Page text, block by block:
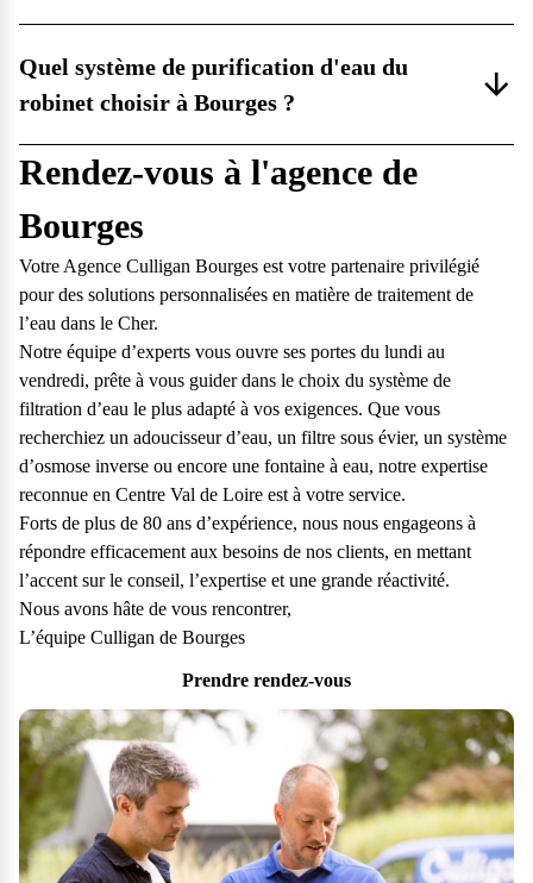
Quel système de purification d'eau du
robinet choisir à Bourges ?
Rendez-vous à l'agence de
Bourges
Votre Agence Culligan Bourges est votre partenaire privilégié
pour des solutions personnalisées en matière de traitement de
l’eau dans le Cher.
Notre équipe d’experts vous ouvre ses portes du lundi au
vendredi, prête à vous guider dans le choix du système de
filtration d’eau le plus adapté à vos exigences. Que vous
recherchiez un adoucisseur d’eau, un filtre sous évier, un système
d’osmose inverse ou encore une fontaine à eau, notre expertise
reconnue en Centre Val de Loire est à votre service.
Forts de plus de 80 ans d’expérience, nous nous engageons à
répondre efficacement aux besoins de nos clients, en mettant
l’accent sur le conseil, l’expertise et une grande réactivité.
Nous avons hâte de vous rencontrer,
L’équipe Culligan de Bourges
Prendre rendez-vous